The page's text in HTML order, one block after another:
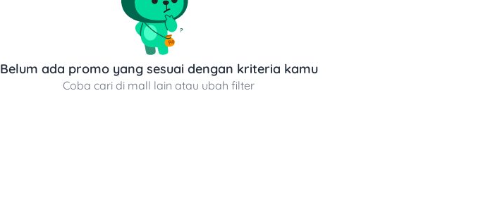
Belum ada promo yang sesuai dengan kriteria kamu
Coba cari di mall lain atau ubah filter